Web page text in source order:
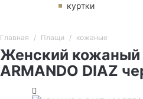
куртки
Главная Плащи кожаные
Женский
ARMANDO DIAZ